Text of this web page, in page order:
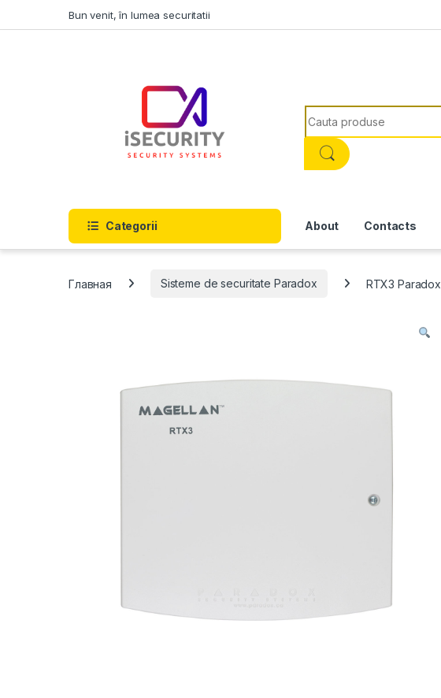
Bun venit, în lumea securitatii
Search for:
Categorii About Contacts
Главная Sisteme de securitate Paradox RTX3 Paradox